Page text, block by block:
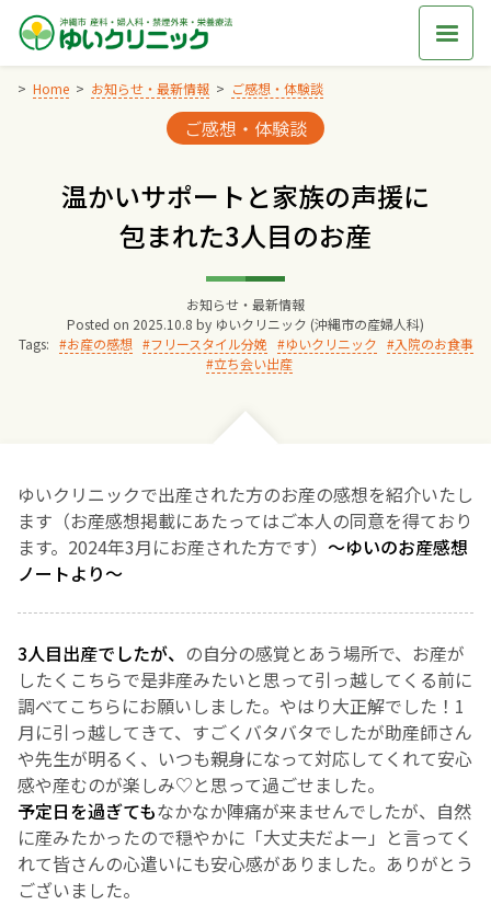
Skip
content
Home お知らせ・最新情報 ご感想・体験談
Categories:
ご感想・体験談
温かいサポートと家族の声援に
包まれた3人目のお産
お知らせ・最新情報
Posted on 2025.10.8 by ゆいクリニック (沖縄市の産婦人科)
Tags:
お産の感想 フリースタイル分娩 ゆいクリニック
入院のお食事
立ち会い出産
ゆいクリニックで出産された方のお産の感想を紹介いたし
ます（お産感想掲載にあたってはご本人の同意を得ており
ます。2024年3月にお産された方です） ～ゆいのお産感想
ノートより～
3人目出産でしたが、 の自分の感覚とあう場所で、お産が
したくこちらで是非産みたいと思って引っ越してくる前に
調べてこちらにお願いしました。 やはり大正解でした！ 1
月に引っ越してきて、すごくバタバタでしたが助産師さん
や先生が明るく、いつも親身になって対応してくれて安心
感や産むのが楽しみ♡と思って過ごせました。
予定日を過ぎてもなかなか陣痛が来ませんでしたが、自然
に産みたかったので穏やかに「大丈夫だよー」と言ってく
れて皆さんの心遣いにも安心感がありました。 ありがとう
ございました。
交通アクセス
院長からのごあいさつ
ゆいクリニックの経営理念
診療料金
お産について
母乳育児
予防接種
その他の診療内容
‘さんルーム’ でさまざまな講座・クラス